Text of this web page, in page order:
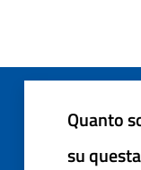
Quanto
su